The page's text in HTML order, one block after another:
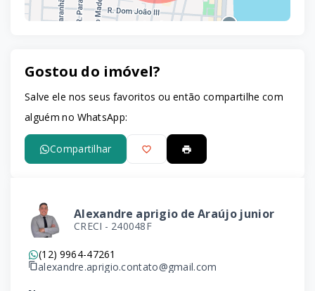
Gostou do imóvel?
Salve ele nos seus favoritos ou então compartilhe com
alguém no WhatsApp:
Compartilhar
Alexandre aprigio de Araújo junior
CRECI - 240048F
(12) 9964-47261
alexandre.aprigio.contato@gmail.com